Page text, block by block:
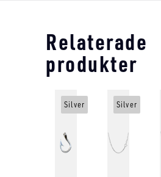
Relaterade
produkter
Silver Silver